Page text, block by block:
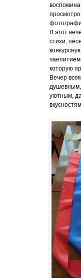
В этот
стихи,
которую
Вечер
уютным,